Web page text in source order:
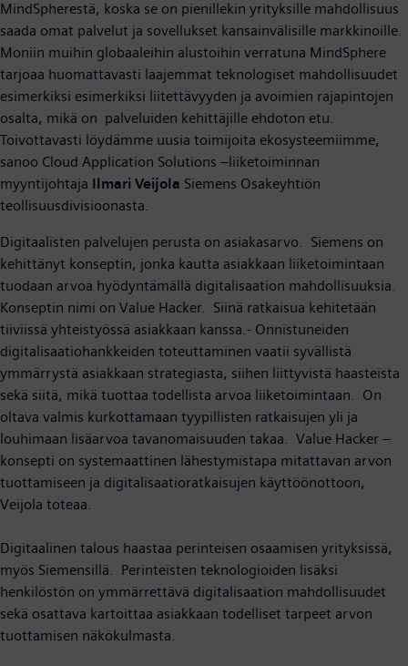
MindSpherestä, koska se on pienillekin yrityksille mahdollisuus
saada omat palvelut ja sovellukset kansainvälisille markkinoille.
Moniin muihin globaaleihin alustoihin verratuna MindSphere
tarjoaa huomattavasti laajemmat teknologiset mahdollisuudet
esimerkiksi esimerkiksi liitettävyyden ja avoimien rajapintojen
osalta, mikä on palveluiden kehittäjille ehdoton etu.
Toivottavasti löydämme uusia toimijoita ekosysteemiimme,
sanoo Cloud Application Solutions –liiketoiminnan
myyntijohtaja Ilmari Veijola Siemens Osakeyhtiön
teollisuusdivisioonasta.
Digitaalisten palvelujen perusta on asiakasarvo. Siemens on
kehittänyt konseptin, jonka kautta asiakkaan liiketoimintaan
tuodaan arvoa hyödyntämällä digitalisaation mahdollisuuksia.
Konseptin nimi on Value Hacker. Siinä ratkaisua kehitetään
tiiviissä yhteistyössä asiakkaan kanssa.- Onnistuneiden
digitalisaatiohankkeiden toteuttaminen vaatii syvällistä
ymmärrystä asiakkaan strategiasta, siihen liittyvistä haasteista
sekä siitä, mikä tuottaa todellista arvoa liiketoimintaan. On
oltava valmis kurkottamaan tyypillisten ratkaisujen yli ja
louhimaan lisäarvoa tavanomaisuuden takaa. Value Hacker –
konsepti on systemaattinen lähestymistapa mitattavan arvon
tuottamiseen ja digitalisaatioratkaisujen käyttöönottoon,
Veijola toteaa.
Digitaalinen talous haastaa perinteisen osaamisen yrityksissä,
myös Siemensillä. Perinteisten teknologioiden lisäksi
henkilöstön on ymmärrettävä digitalisaation mahdollisuudet
sekä osattava kartoittaa asiakkaan todelliset tarpeet arvon
tuottamisen näkökulmasta.